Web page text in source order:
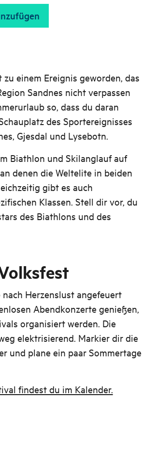
einem Ereignis geworden, das
Sandnes nicht verpassen
so, dass du daran
des Sportereignisses
Gjesdal und Lysebotn.
Biathlon und Skilanglauf auf
denen die Weltelite in beiden
gibt es auch
Klassen. Stell dir vor, du
des Biathlons und des
Herzenslust angefeuert
Abendkonzerte genießen,
organisiert werden. Die
elektrisierend. Markier dir die
und plane ein paar Sommertage
findest du im Kalender.